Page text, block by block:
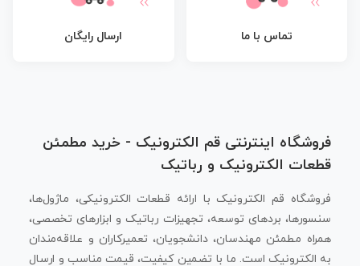
تماس با ما ارسال رایگان
فروشگاه اینترنتی قم الکترونیک - خرید مطمئن
قطعات الکترونیک و رباتیک
فروشگاه قم الکترونیک با ارائه قطعات الکترونیکی، ماژول‌ها،
سنسورها، بردهای توسعه، تجهیزات رباتیک و ابزارهای تخصصی،
همراه مطمئن مهندسان، دانشجویان، تعمیرکاران و علاقه‌مندان
به الکترونیک است. ما با تضمین کیفیت، قیمت مناسب و ارسال